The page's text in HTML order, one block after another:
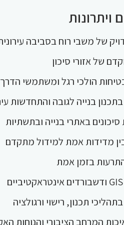
ויתרונות
של משבי רוח בסביבה
של אזורי סיכון
הולכי רגל ומשתמשי הדרך
בנייה לגובה והתחדשות
באתרי בנייה ובתשתיות
מדידות אמת למידול מתקדם
בזמן אמת
תכנון, רישוי ורגולציה
המרחב הציבורי והנוחות